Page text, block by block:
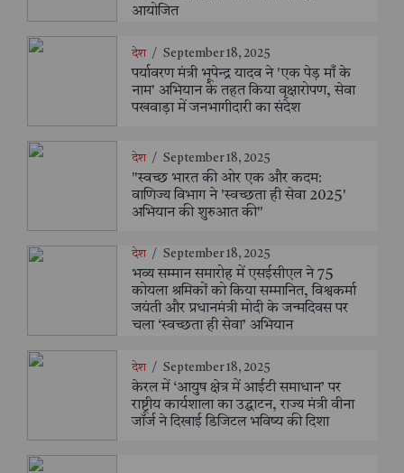
आयोजित
देश / September 18, 2025
पर्यावरण मंत्री भूपेन्द्र यादव ने 'एक पेड़ माँ के
नाम' अभियान के तहत किया वृक्षारोपण, सेवा
पखवाड़ा में जनभागीदारी का संदेश
देश / September 18, 2025
"स्वच्छ भारत की ओर एक और कदम:
वाणिज्य विभाग ने 'स्वच्छता ही सेवा 2025'
अभियान की शुरुआत की"
देश / September 18, 2025
भव्य सम्मान समारोह में एसईसीएल ने 75
कोयला श्रमिकों को किया सम्मानित, विश्वकर्मा
जयंती और प्रधानमंत्री मोदी के जन्मदिवस पर
चला ‘स्वच्छता ही सेवा’ अभियान
देश / September 18, 2025
केरल में ‘आयुष क्षेत्र में आईटी समाधान’ पर
राष्ट्रीय कार्यशाला का उद्घाटन, राज्य मंत्री वीना
जॉर्ज ने दिखाई डिजिटल भविष्य की दिशा